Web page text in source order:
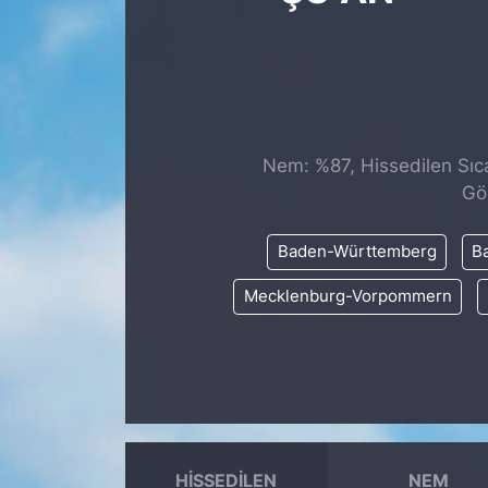
Nem: %87, Hissedilen
Baden-Württemberg
Mecklenburg-Vorpommern
HISSEDILEN NEM
SİYASET